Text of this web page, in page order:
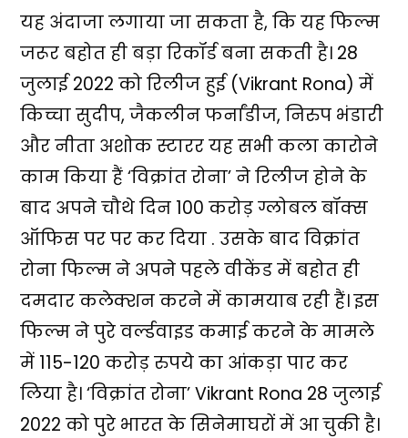
यह अंदाजा लगाया जा सकता है, कि यह फिल्म
जरूर बहोत ही बड़ा रिकॉर्ड बना सकती है। 28
जुलाई 2022 को रिलीज हुई (Vikrant Rona) में
किच्चा सुदीप, जैकलीन फर्नांडीज, निरुप भंडारी
और नीता अशोक स्टारर यह सभी कला कारोने
काम किया हैं ‘विक्रांत रोना’ ने रिलीज होने के
बाद अपने चौथे दिन 100 करोड़ ग्लोबल बॉक्स
ऑफिस पर पर कर दिया . उसके बाद विक्रांत
रोना फिल्म ने अपने पहले वीकेंड में बहोत ही
दमदार कलेक्शन करने में कामयाब रही हैं। इस
फिल्म ने पुरे वर्ल्डवाइड कमाई करने के मामले
में 115-120 करोड़ रुपये का आंकड़ा पार कर
लिया है। ‘विक्रांत रोना’ Vikrant Rona 28 जुलाई
2022 को पुरे भारत के सिनेमाघरों में आ चुकी है।